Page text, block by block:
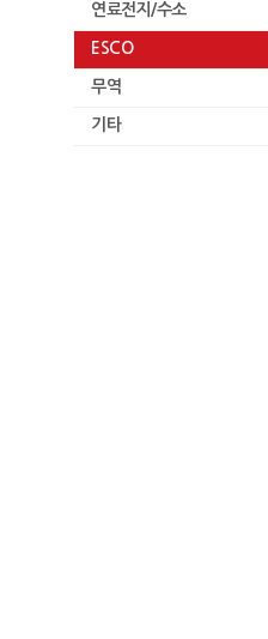
연료전지/수소
ESCO
무역
무역
기타
기타